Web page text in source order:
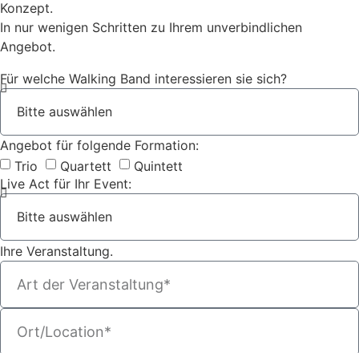
Konzept.
In nur wenigen Schritten zu Ihrem unverbindlichen
Angebot.
Für welche Walking Band interessieren sie sich?
Angebot für folgende Formation:
Trio
Quartett
Quintett
Live Act für Ihr Event:
Ihre Veranstaltung.